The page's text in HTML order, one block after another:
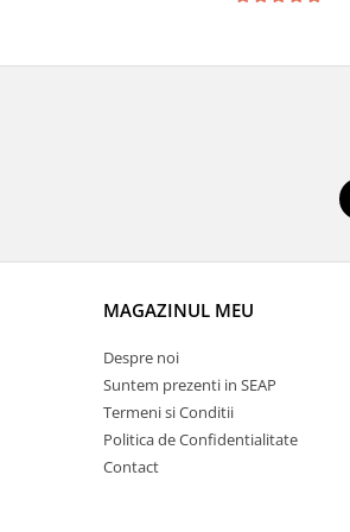
MAGAZINUL MEU
Despre noi
Suntem prezenti in SEAP
Termeni si Conditii
Politica de Confidentialitate
Contact